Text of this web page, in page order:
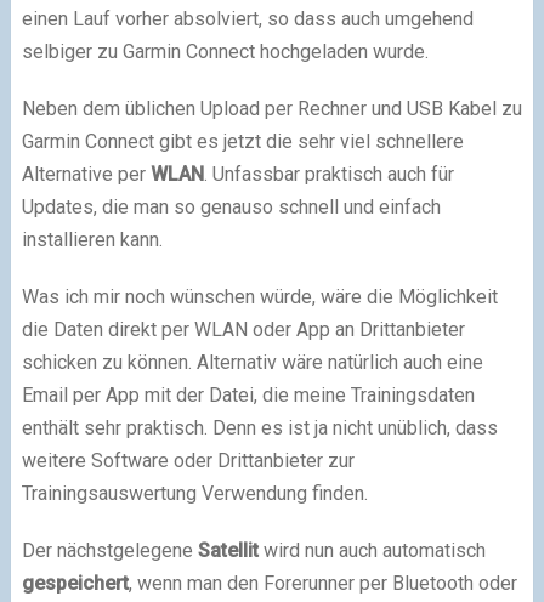
einen Lauf vorher absolviert, so dass auch umgehend
selbiger zu Garmin Connect hochgeladen wurde.
Neben dem üblichen Upload per Rechner und USB Kabel zu
Garmin Connect gibt es jetzt die sehr viel schnellere
Alternative per WLAN. Unfassbar praktisch auch für
Updates, die man so genauso schnell und einfach
installieren kann.
Was ich mir noch wünschen würde, wäre die Möglichkeit
die Daten direkt per WLAN oder App an Drittanbieter
schicken zu können. Alternativ wäre natürlich auch eine
Email per App mit der Datei, die meine Trainingsdaten
enthält sehr praktisch. Denn es ist ja nicht unüblich, dass
weitere Software oder Drittanbieter zur
Trainingsauswertung Verwendung finden.
Der nächstgelegene Satellitwird nun auch automatisch
gespeichert, wenn man den Forerunner per Bluetooth oder